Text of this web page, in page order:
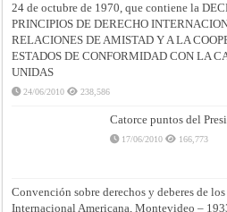
24 de octubre de 1970, que contiene la
PRINCIPIOS DE DERECHO
RELACIONES DE AMISTAD Y A LA
ESTADOS DE CONFORMIDAD CON LA
UNIDAS
24/06/2010 238,586
Catorce puntos del
17/06/2010 166,773
Convención sobre derechos y deberes de
Internacional Americana, Montevideo –